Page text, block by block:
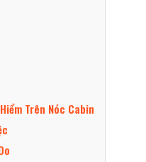
Trên Nóc Cabin